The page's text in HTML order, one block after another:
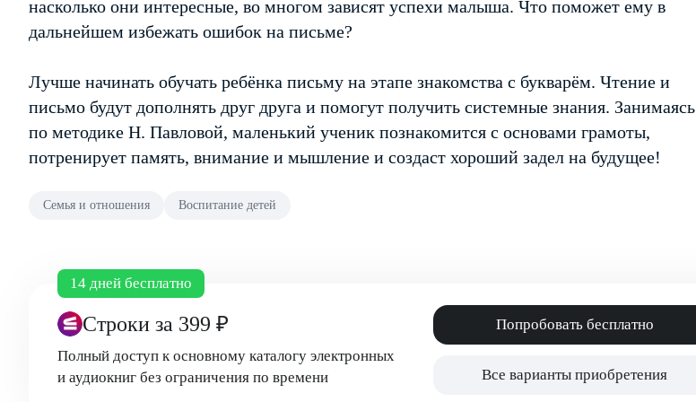
насколько они интересные, во многом зависят успехи малыша. Что поможет ему в
дальнейшем избежать ошибок на письме?
Лучше начинать обучать ребёнка письму на этапе знакомства с букварём. Чтение и
письмо будут дополнять друг друга и помогут получить системные знания. Занимаясь
по методике Н. Павловой, маленький ученик познакомится с основами грамоты,
потренирует память, внимание и мышление и создаст хороший задел на будущее!
Семья и отношения Воспитание детей
14 дней бесплатно
Строки за 399 ₽
Полный доступ к основному каталогу электронных
и аудиокниг без ограничения по времени
Попробовать бесплатно
Все варианты приобретения